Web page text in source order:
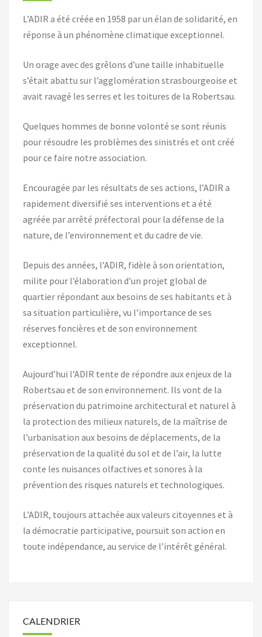
L’ADIR a été créée en 1958 par un élan de solidarité, en
réponse à un phénomène climatique exceptionnel.
Un orage avec des grêlons d’une taille inhabituelle
s’était abattu sur l’agglomération strasbourgeoise et
avait ravagé les serres et les toitures de la Robertsau.
Quelques hommes de bonne volonté se sont réunis
pour résoudre les problèmes des sinistrés et ont créé
pour ce faire notre association.
Encouragée par les résultats de ses actions, l’ADIR a
rapidement diversifié ses interventions et a été
agréée par arrêté préfectoral pour la défense de la
nature, de l’environnement et du cadre de vie.
Depuis des années, l’ADIR, fidèle à son orientation,
milite pour l’élaboration d’un projet global de
quartier répondant aux besoins de ses habitants et à
sa situation particulière, vu l’importance de ses
réserves foncières et de son environnement
exceptionnel.
Aujourd’hui l’ADIR tente de répondre aux enjeux de la
Robertsau et de son environnement. Ils vont de la
préservation du patrimoine architectural et naturel à
la protection des milieux naturels, de la maîtrise de
l’urbanisation aux besoins de déplacements, de la
préservation de la qualité du sol et de l’air, la lutte
conte les nuisances olfactives et sonores à la
prévention des risques naturels et technologiques.
L’ADIR, toujours attachée aux valeurs citoyennes et à
la démocratie participative, poursuit son action en
toute indépendance, au service de l’intérêt général.
CALENDRIER